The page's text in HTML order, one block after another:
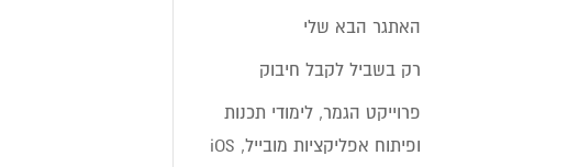
האתגר הבא שלי
רק בשביל לקבל חיבוק
פרוייקט הגמר, לימודי תכנות
ופיתוח אפליקציות מובייל, iOS